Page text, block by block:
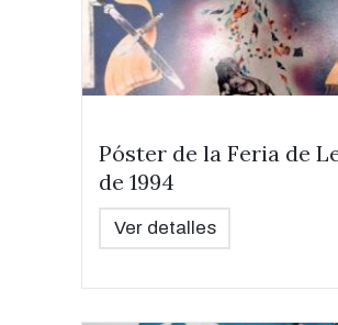
Póster de la Feria de
de 1994
Ver detalles